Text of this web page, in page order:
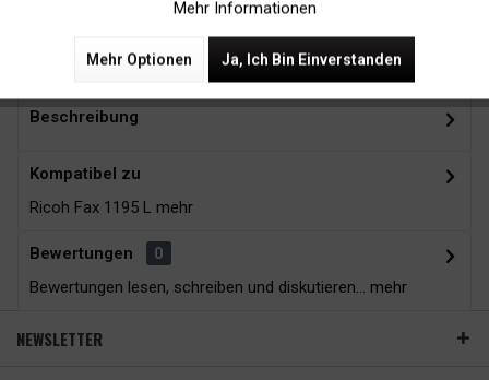
Zubehör 2
Beschreibung
Kompatibel zu
Ricoh Fax 1195 L mehr
Bewertungen
0
Bewertungen lesen, schreiben und diskutieren... mehr
NEWSLETTER
Mehr Informationen
Mehr Optionen Ja, Ich Bin Einverstanden